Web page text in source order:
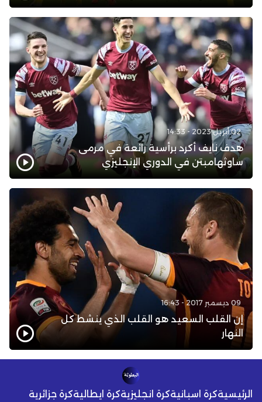
02 أبريل 2023 - 14:33
هدف نايف أكرد برأسية رائعة في مرمى
ساوثهامبتن في الدوري الإنجليزي
09 ديسمبر 2017 - 16:43
إن القلب السعيد هو القلب الذي ينشط كل
النهار
الرئيسيةكرة اسبانيةكرة انجليزيةكرة ايطاليةكرة جزائرية